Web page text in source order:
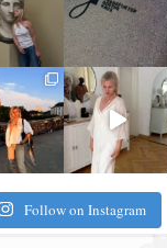
Follow on Instagram